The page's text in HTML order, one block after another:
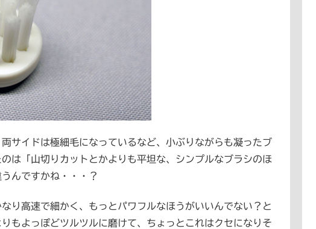
サイドは極細毛になっているなど、小ぶりながらも凝ったブ
は「山切りカットとかよりも平坦な、シンプルなブラシのほ
んですかね・・・？
り高速で細かく、もっとパワフルなほうがいいんでない？と
もよっぽどツルツルに磨けて、ちょっとこれはクセになりそ